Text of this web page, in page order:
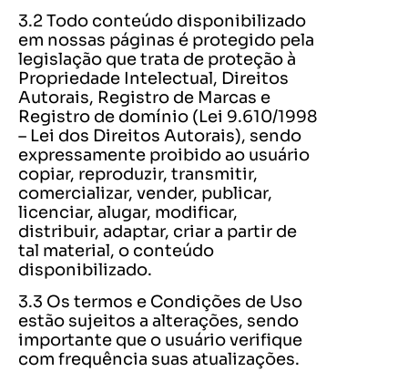
3.2 Todo conteúdo disponibilizado
em nossas páginas é protegido pela
legislação que trata de proteção à
Propriedade Intelectual, Direitos
Autorais, Registro de Marcas e
Registro de domínio (Lei 9.610/1998
– Lei dos Direitos Autorais), sendo
expressamente proibido ao usuário
copiar, reproduzir, transmitir,
comercializar, vender, publicar,
licenciar, alugar, modificar,
distribuir, adaptar, criar a partir de
tal material, o conteúdo
disponibilizado.
3.3 Os termos e Condições de Uso
estão sujeitos a alterações, sendo
importante que o usuário verifique
com frequência suas atualizações.